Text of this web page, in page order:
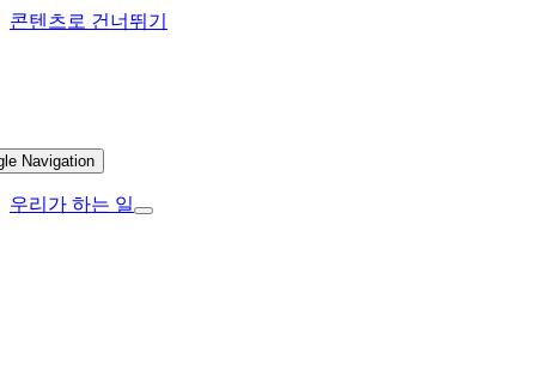
콘텐츠로 건너뛰기
Navigation
우리가 하는 일